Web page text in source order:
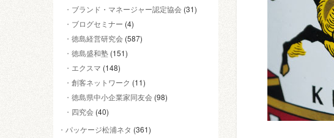
ブランド・マネージャー認定協会 (31)
ブログセミナー (4)
徳島経営研究会 (587)
徳島盛和塾 (151)
エクスマ (148)
創客ネットワーク (11)
徳島県中小企業家同友会 (98)
四究会 (40)
パッケージ松浦ネタ (361)